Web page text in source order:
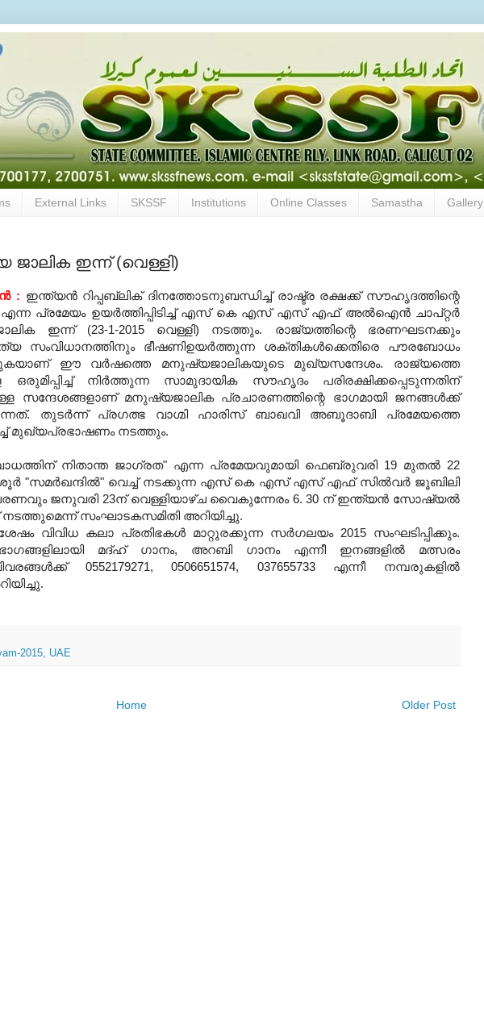
External Links SKSSF Institutions Online Classes Samastha Gallery
ഇന്ന് (വെള്ളി)
: ഇന്ത്യന്‍ റിപ്പബ്ലിക് ദിനത്തോടനുബന്ധിച്ച് രാഷ്ട്ര രക്ഷക്ക് സൗഹൃദത്തിന്റെ
പ്രമേയം ഉയര്‍ത്തിപ്പിടിച്ച് എസ് കെ എസ് എസ് എഫ് അല്‍ഐന്‍ ചാപ്റ്റര്‍
ഇന്ന് (23-1-2015 വെള്ളി) നടത്തും. രാജ്യത്തിന്റെ ഭരണഘടനക്കും
സംവിധാനത്തിനും ഭീഷണിഉയര്‍ത്തുന്ന ശക്തികള്‍ക്കെതിരെ പൗരബോധം
ഈ വര്‍ഷത്തെ മനുഷ്യജാലികയുടെ മുഖ്യസന്ദേശം. രാജ്യത്തെ
ഒരുമിപ്പിച്ച് നിര്‍ത്തുന്ന സാമുദായിക സൗഹൃദം പരിരക്ഷിക്കപ്പെടുന്നതിന്
സന്ദേശങ്ങളാണ് മനുഷ്യജാലിക പ്രചാരണത്തിന്റെ ഭാഗമായി ജനങ്ങള്‍ക്ക്
തുടര്‍ന്ന് പ്രഗത്ഭ വാഗ്മി ഹാരിസ് ബാഖവി അബൂദാബി പ്രമേയത്തെ
മുഖ്യപ്രഭാഷണം നടത്തും.
നിതാന്ത ജാഗ്രത" എന്ന പ്രമേയവുമായി ഫെബ്രുവരി 19 മുതല്‍ 22
"സമര്‍‍ഖന്ദില്‍" വെച്ച് നടക്കുന്ന എസ് കെ എസ് എസ് എഫ്‌ സില്‍വര്‍‍ ജൂബിലി
ജനുവരി 23ന് വെള്ളിയാഴ്ച വൈകുന്നേരം 6. 30 ന് ഇന്ത്യന്‍ സോഷ്യല്‍
സംഘാടകസമിതി അറിയിച്ചു.
വിവിധ കലാ പ്രതിഭകൾ മാറ്റുരക്കുന്ന സര്‍ഗലയം 2015 സംഘടിപ്പിക്കും.
മദ്ഹ് ഗാനം, അറബി ഗാനം എന്നീ ഇനങ്ങളില്‍ മത്സരം
0552179271, 0506651574, 037655733 എന്നീ നമ്പരുകളിൽ
2015 UAE
Older Post
Home